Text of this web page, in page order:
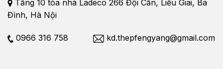
Tầng 10 tòa nhà Ladeco 266 Đội Cấn, Liễu Giai, Ba
Đình, Hà Nội
0966 316 758 kd.thepfengyang@gmail.com